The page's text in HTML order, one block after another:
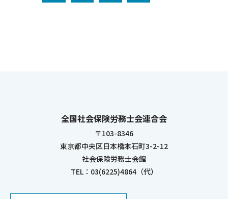
全国社会保険労務士会連合会
〒103-8346
東京都中央区日本橋本石町3-2-12
社会保険労務士会館
TEL：03(6225)4864（代）